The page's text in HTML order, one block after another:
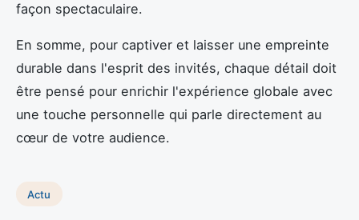
façon spectaculaire.
En somme, pour captiver et laisser une empreinte
durable dans l'esprit des invités, chaque détail doit
être pensé pour enrichir l'expérience globale avec
une touche personnelle qui parle directement au
cœur de votre audience.
Actu